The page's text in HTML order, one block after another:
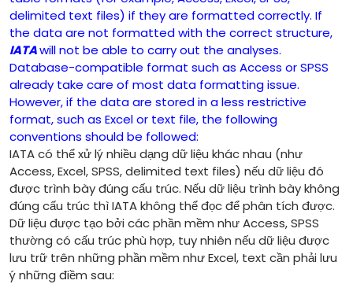
delimited text files) if they are formatted correctly. If
the data are not formatted with the correct structure,
IATAwill not be able to carry out the analyses.
Database-compatible format such as Access or SPSS
already take care of most data formatting issue.
However, if the data are stored in a less restrictive
format, such as Excel or text file, the following
conventions should be followed:
IATA có thể xử lý nhiều dạng dữ liệu khác nhau (như
Access, Excel, SPSS, delimited text files) nếu dữ liệu đó
được trình bày đúng cấu trúc. Nếu dữ liệu trình bày không
đúng cấu trúc thì IATA không thể đọc để phân tích được.
Dữ liệu được tạo bởi các phần mềm như Access, SPSS
thường có cấu trúc phù hợp, tuy nhiên nếu dữ liệu được
lưu trữ trên những phần mềm như Excel, text cần phải lưu
ý những điềm sau: